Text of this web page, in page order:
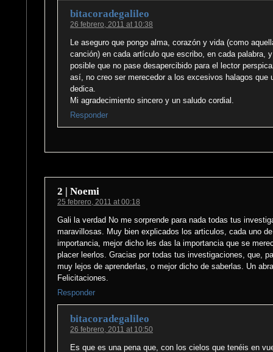
bitacoradegalileo
26 febrero, 2011 at 10:38
Le aseguro que pongo alma, corazón y vida (como
canción) en cada artículo que escribo, en cada palabra,
posible que no pase desapercibido para el lector
así, no creo ser merecedor a los excesivos halagos que
dedica.
Mi agradecimiento sincero y un saludo cordial.
Responder
2 | Noemi
25 febrero, 2011 at 00:18
Gali la verdad No me sorprende para nada todas tus
maravillosas. Muy bien explicados los articulos, cada uno
importancia, mejor dicho les das la importancia que se
placer leerlos. Gracias por todas tus investigaciones, que,
muy lejos de aprenderlas, o mejor dicho de saberlas. Un
Felicitaciones.
Responder
bitacoradegalileo
26 febrero, 2011 at 10:50
Es que es una pena que, con los cielos que tenéis en